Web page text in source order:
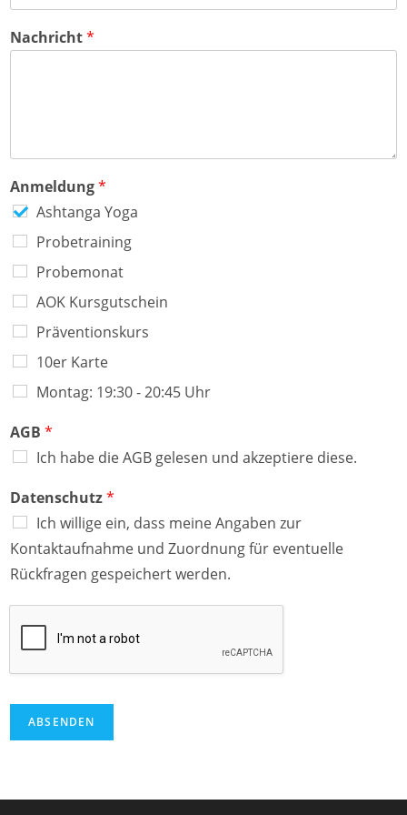
Nachricht*
Anmeldung*
Ashtanga Yoga
Probetraining
Probemonat
AOK Kursgutschein
Präventionskurs
10er Karte
Montag: 19:30 - 20:45 Uhr
AGB *
Ich habe die AGB gelesen und akzeptiere diese.
Datenschutz*
Ich willige ein, dass meine Angaben zur
Kontaktaufnahme und Zuordnung für eventuelle
Rückfragen gespeichert werden.
ABSENDEN